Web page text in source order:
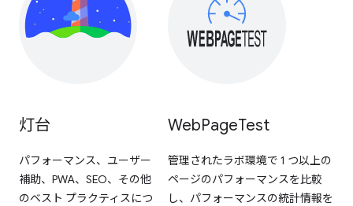
灯台
パフォーマンス、ユーザー
補助、PWA、SEO、その他
のベスト プラクティスにつ
WebPageTest
管理されたラボ環境で 1 つ以上の
ページのパフォーマンスを比較
し、パフォーマンスの統計情報を